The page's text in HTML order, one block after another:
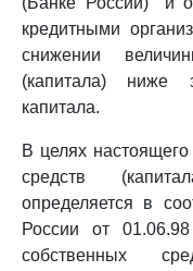
кредитными
снижении
(капитала) ниже
капитала.
В целях
средств
определяется в
России от
собственных